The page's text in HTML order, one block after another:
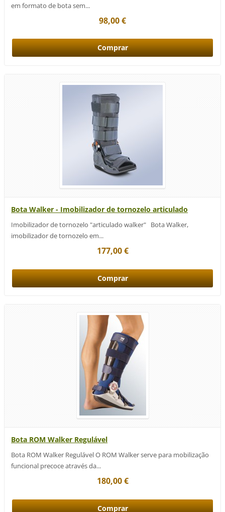
em formato de bota sem...
98,00 €
Bota Walker - Imobilizador de tornozelo articulado
Imobilizador de tornozelo "articulado walker" Bota Walker,
imobilizador de tornozelo em...
177,00 €
Bota ROM Walker Regulável
Bota ROM Walker Regulável O ROM Walker serve para mobilização
funcional precoce através da...
180,00 €